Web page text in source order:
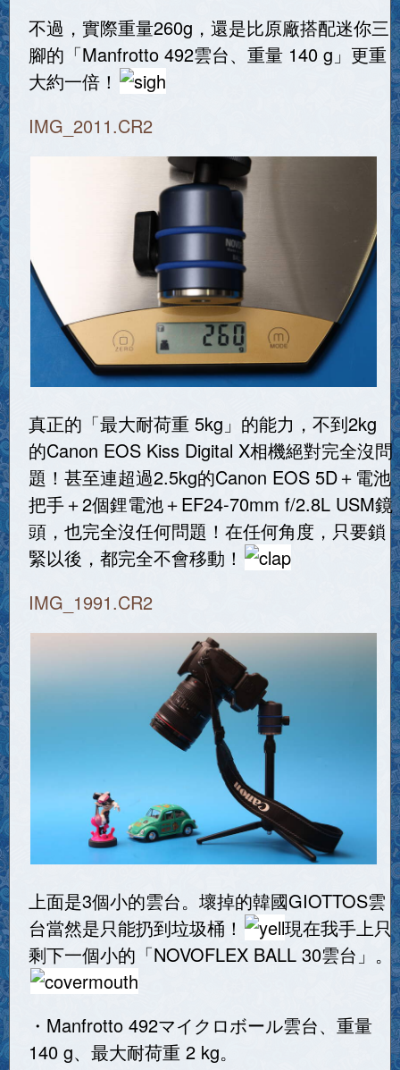
不過，實際重量260g，還是比原廠搭配迷你三
腳的「Manfrotto 492雲台、重量 140 g」更重
大約一倍！
IMG_2011.CR2
真正的「最大耐荷重 5kg」的能力，不到2kg
的Canon EOS Kiss Digital X相機絕對完全沒問
題！甚至連超過2.5kg的Canon EOS 5D＋電池
把手＋2個鋰電池＋EF24-70mm f/2.8L USM鏡
頭，也完全沒任何問題！在任何角度，只要鎖
緊以後，都完全不會移動！
IMG_1991.CR2
上面是3個小的雲台。壞掉的韓國GIOTTOS雲
台當然是只能扔到垃圾桶！
現在我手上只
剩下一個小的「NOVOFLEX BALL 30雲台」。
・Manfrotto 492マイクロボール雲台、重量
140 g、最大耐荷重 2 kg。